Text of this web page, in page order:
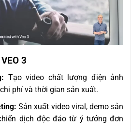
3
Tạo video chất lượng điện ảnh
phí và thời gian sản xuất.
Sản xuất video viral, demo sản
dịch độc đáo từ ý tưởng đơn